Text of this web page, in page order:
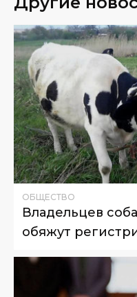
ОБЩЕСТВО
Владельцев
обяжут